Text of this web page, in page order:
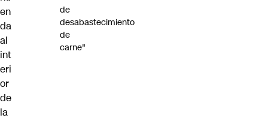
en
da
al
int
eri
or
de
la
de
desabastecimiento
de
carne"